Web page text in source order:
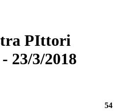
PIttori
23/3/2018
54